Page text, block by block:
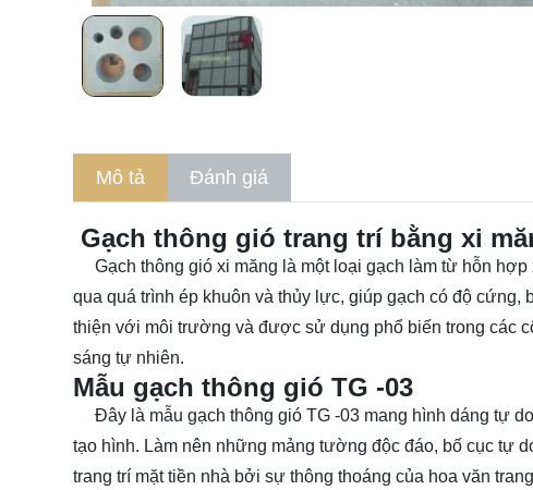
Mô tả Đánh giá
Gạch thông gió trang trí bằng xi
Gạch thông gió xi măng là một loại gạch làm từ hỗn hợp
qua quá trình ép khuôn và thủy lực, giúp gạch có độ
thiện với môi trường và được sử dụng phổ biến trong các
sáng tự nhiên.
Mẫu gạch thông gió TG -03
Đây là mẫu gạch thông gió TG -03 mang hình dáng tự
tạo hình. Làm nên những mảng tường độc đáo, bố cục tự
trang trí mặt tiền nhà bởi sự thông thoáng của hoa văn